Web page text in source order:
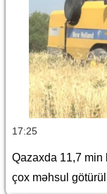
17:25
Qazaxda 11,7 min
çox məhsul